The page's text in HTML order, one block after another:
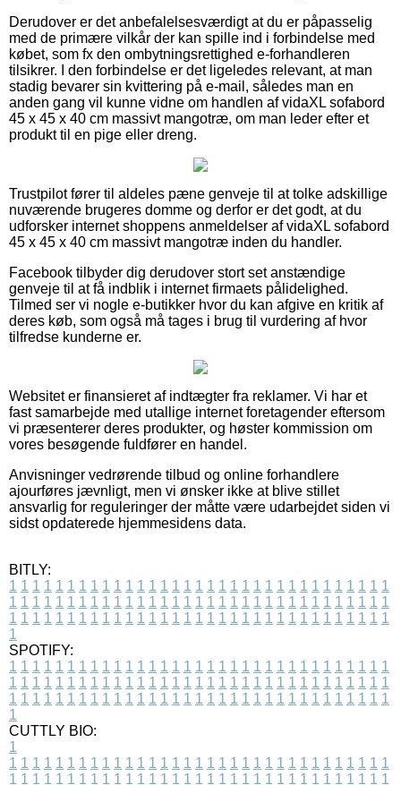
Derudover er det anbefalelsesværdigt at du er påpasselig
med de primære vilkår der kan spille ind i forbindelse med
købet, som fx den ombytningsrettighed e-forhandleren
tilsikrer. I den forbindelse er det ligeledes relevant, at man
stadig bevarer sin kvittering på e-mail, således man en
anden gang vil kunne vidne om handlen af vidaXL sofabord
45 x 45 x 40 cm massivt mangotræ, om man leder efter et
produkt til en pige eller dreng.
Trustpilot fører til aldeles pæne genveje til at tolke adskillige
nuværende brugeres domme og derfor er det godt, at du
udforsker internet shoppens anmeldelser af vidaXL sofabord
45 x 45 x 40 cm massivt mangotræ inden du handler.
Facebook tilbyder dig derudover stort set anstændige
genveje til at få indblik i internet firmaets pålidelighed.
Tilmed ser vi nogle e-butikker hvor du kan afgive en kritik af
deres køb, som også må tages i brug til vurdering af hvor
tilfredse kunderne er.
Websitet er finansieret af indtægter fra reklamer. Vi har et
fast samarbejde med utallige internet foretagender eftersom
vi præsenterer deres produkter, og høster kommission om
vores besøgende fuldfører en handel.
Anvisninger vedrørende tilbud og online forhandlere
ajourføres jævnligt, men vi ønsker ikke at blive stillet
ansvarlig for reguleringer der måtte være udarbejdet siden vi
sidst opdaterede hjemmesidens data.
BITLY:
1 1 1 1 1 1 1 1 1 1 1 1 1 1 1 1 1 1 1 1 1 1 1 1 1 1 1 1 1 1 1 1 1
1 1 1 1 1 1 1 1 1 1 1 1 1 1 1 1 1 1 1 1 1 1 1 1 1 1 1 1 1 1 1 1 1
1 1 1 1 1 1 1 1 1 1 1 1 1 1 1 1 1 1 1 1 1 1 1 1 1 1 1 1 1 1 1 1 1
1
SPOTIFY:
1 1 1 1 1 1 1 1 1 1 1 1 1 1 1 1 1 1 1 1 1 1 1 1 1 1 1 1 1 1 1 1 1
1 1 1 1 1 1 1 1 1 1 1 1 1 1 1 1 1 1 1 1 1 1 1 1 1 1 1 1 1 1 1 1 1
1 1 1 1 1 1 1 1 1 1 1 1 1 1 1 1 1 1 1 1 1 1 1 1 1 1 1 1 1 1 1 1 1
1
CUTTLY BIO:
1
1 1 1 1 1 1 1 1 1 1 1 1 1 1 1 1 1 1 1 1 1 1 1 1 1 1 1 1 1 1 1 1 1
1 1 1 1 1 1 1 1 1 1 1 1 1 1 1 1 1 1 1 1 1 1 1 1 1 1 1 1 1 1 1 1 1